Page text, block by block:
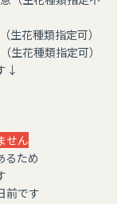
花種類指定可）
花種類指定可）
↓
せん
るため
前です